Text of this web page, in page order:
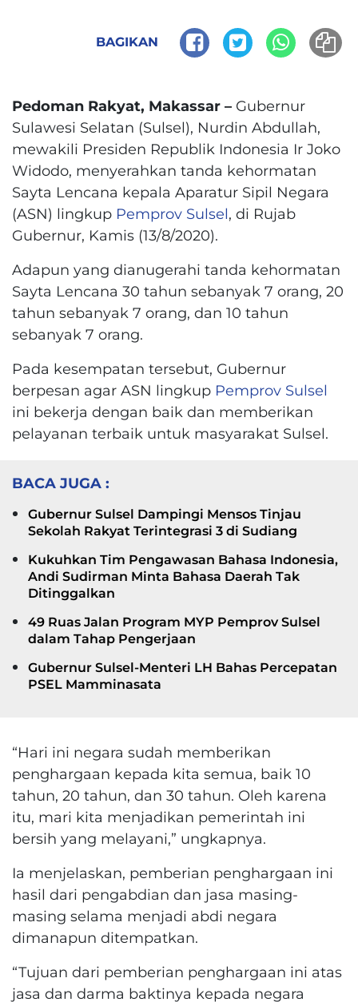
BAGIKAN
Pedoman Rakyat, Makassar – Gubernur
Sulawesi Selatan (Sulsel), Nurdin Abdullah,
mewakili Presiden Republik Indonesia Ir Joko
Widodo, menyerahkan tanda kehormatan
Sayta Lencana kepala Aparatur Sipil Negara
(ASN) lingkup Pemprov Sulsel, di Rujab
Gubernur, Kamis (13/8/2020).
Adapun yang dianugerahi tanda kehormatan
Sayta Lencana 30 tahun sebanyak 7 orang, 20
tahun sebanyak 7 orang, dan 10 tahun
sebanyak 7 orang.
Pada kesempatan tersebut, Gubernur
berpesan agar ASN lingkup Pemprov Sulsel
ini bekerja dengan baik dan memberikan
pelayanan terbaik untuk masyarakat Sulsel.
BACA JUGA :
Gubernur Sulsel Dampingi Mensos Tinjau
Sekolah Rakyat Terintegrasi 3 di Sudiang
Kukuhkan Tim Pengawasan Bahasa Indonesia,
Andi Sudirman Minta Bahasa Daerah Tak
Ditinggalkan
49 Ruas Jalan Program MYP Pemprov Sulsel
dalam Tahap Pengerjaan
Gubernur Sulsel-Menteri LH Bahas Percepatan
PSEL Mamminasata
“Hari ini negara sudah memberikan
penghargaan kepada kita semua, baik 10
tahun, 20 tahun, dan 30 tahun. Oleh karena
itu, mari kita menjadikan pemerintah ini
bersih yang melayani,” ungkapnya.
Ia menjelaskan, pemberian penghargaan ini
hasil dari pengabdian dan jasa masing-
masing selama menjadi abdi negara
dimanapun ditempatkan.
“Tujuan dari pemberian penghargaan ini atas
jasa dan darma baktinya kepada negara